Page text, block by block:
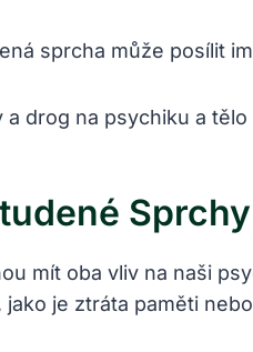
sprcha může posílit
mít oba vliv na naši
je ztráta paměti